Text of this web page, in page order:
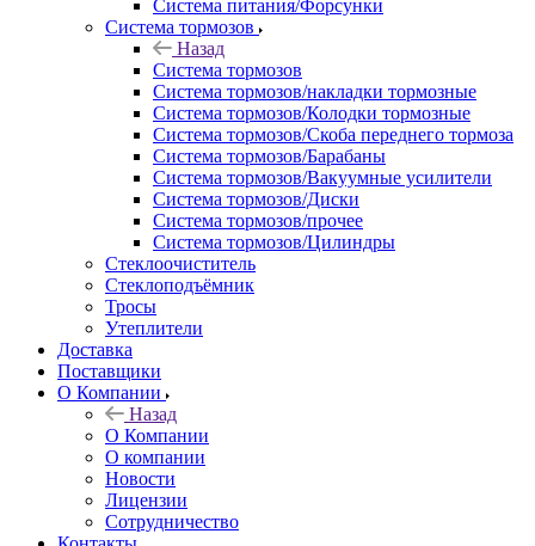
Система питания/Форсунки
Система тормозов
Назад
Система тормозов
Система тормозов/накладки тормозные
Система тормозов/Колодки тормозные
Система тормозов/Скоба переднего тормоза
Система тормозов/Барабаны
Система тормозов/Вакуумные усилители
Система тормозов/Диски
Система тормозов/прочее
Система тормозов/Цилиндры
Стеклоочиститель
Стеклоподъёмник
Тросы
Утеплители
Доставка
Поставщики
О Компании
Назад
О Компании
О компании
Новости
Лицензии
Сотрудничество